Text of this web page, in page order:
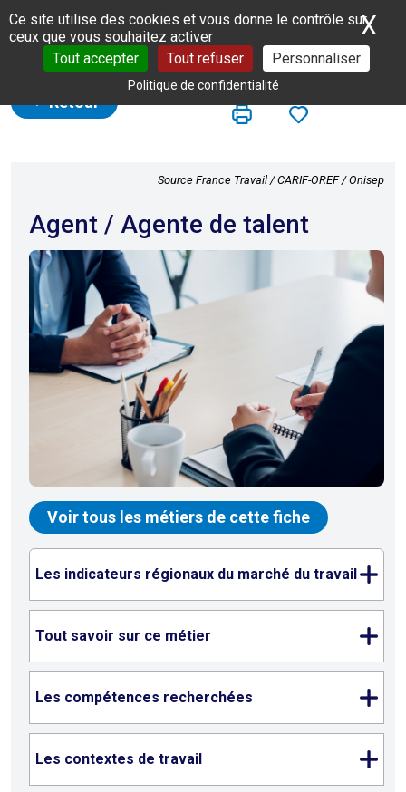
Panneau de gestion des cookies
Ce site utilise des cookies et vous donne le contrôle sur
ceux que vous souhaitez activer
Tout accepter
Tout refuser Personnaliser
Politique de confidentialité
X
Retour
Source France Travail / CARIF-OREF / Onisep
Agent / Agente de talent
Voir tous les métiers de cette fiche
Les indicateurs régionaux du marché du travail
Tout savoir sur ce métier
Les compétences recherchées
Les contextes de travail